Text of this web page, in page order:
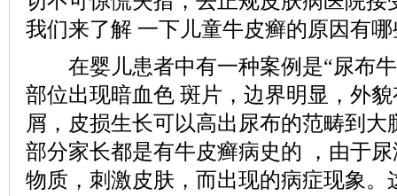
我们来了解 一下儿童牛皮癣的原因有哪
在婴儿患者中有一种案例是“尿布牛
部位出现暗血色 斑片，边界明显，外
屑，皮损生长可以高出尿布的范畴到大
部分家长都是有牛皮癣病史的 ，由于
物质，刺激皮肤，而出现的病症现象。